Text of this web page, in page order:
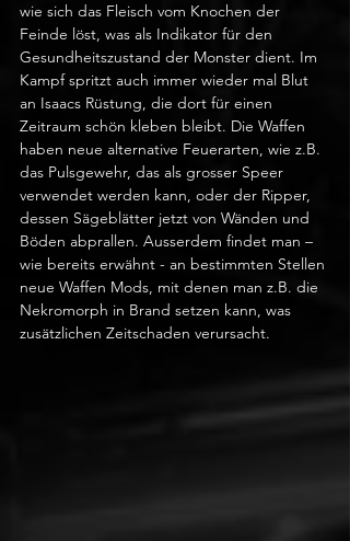
wie sich das Fleisch vom Knochen der
Feinde löst, was als Indikator für den
Gesundheitszustand der Monster dient. Im
Kampf spritzt auch immer wieder mal Blut
an Isaacs Rüstung, die dort für einen
Zeitraum schön kleben bleibt. Die Waffen
haben neue alternative Feuerarten, wie z.B.
das Pulsgewehr, das als grosser Speer
verwendet werden kann, oder der Ripper,
dessen Sägeblätter jetzt von Wänden und
Böden abprallen. Ausserdem findet man –
wie bereits erwähnt - an bestimmten Stellen
neue Waffen Mods, mit denen man z.B. die
Nekromorph in Brand setzen kann, was
zusätzlichen Zeitschaden verursacht.